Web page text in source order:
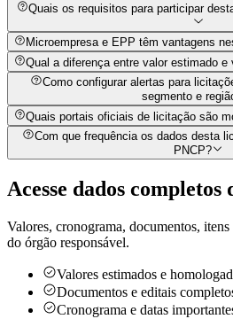
Quais os requisitos para participar
Microempresa e EPP têm vantagens
Qual a diferença entre valor estimado e
Como configurar alertas para
segmento e
Quais portais oficiais de licitação são
Com que frequência os dados desta
PNCP?
Acesse dados completos
Valores, cronograma, documentos,
do órgão responsável.
Valores estimados e
Documentos e editais
Cronograma e datas